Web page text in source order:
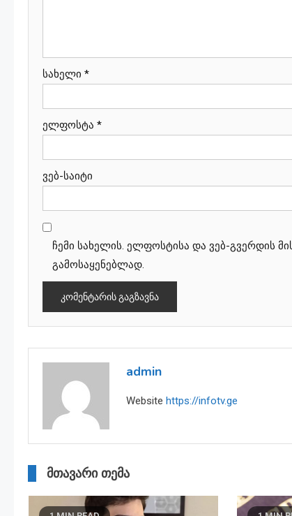
სახელი *
ელფოსტა *
ვებ-საიტი
ჩემი სახელის. ელფოსტისა და ვებ-გვერდის
გამოსაყენებლად.
admin
Website https://infotv.ge
მთავარი თემა